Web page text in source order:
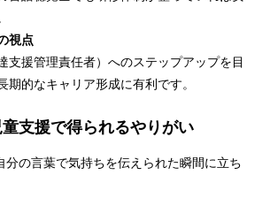
視点
支援管理責任者）へのステップアップを目
期的なキャリア形成に有利です。
支援で得られるやりがい
分の言葉で気持ちを伝えられた瞬間に立ち